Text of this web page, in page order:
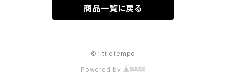
商品一覧に戻る
© littletempo
Powered by